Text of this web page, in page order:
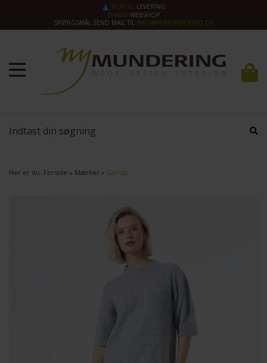
HURTIG LEVERING
DANSKWEBSHOP
SPØRGSMÅL SEND MAIL TIL INFO@NYMUNDERING.DK
Her er du: Forside » Mærker » Garcia